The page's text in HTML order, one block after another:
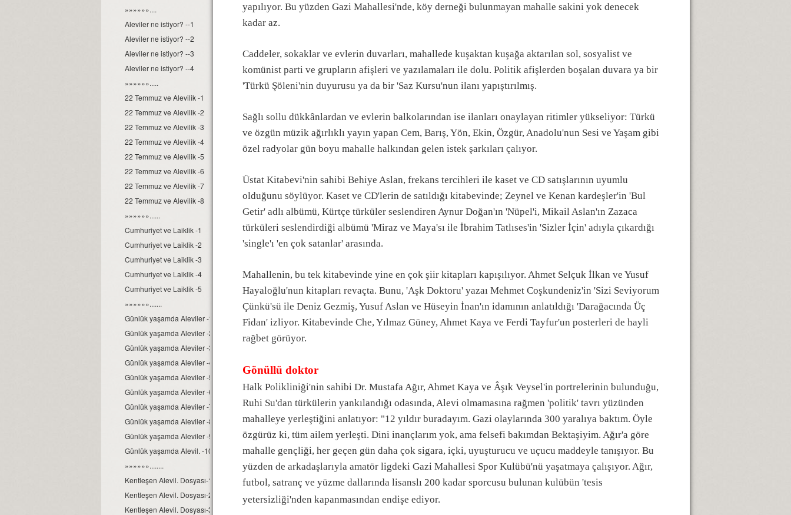
»»»»»»....
Aleviler ne istiyor? --1
Aleviler ne istiyor? --2
Aleviler ne istiyor? --3
Aleviler ne istiyor? --4
»»»»»».....
22 Temmuz ve Alevilik -1
22 Temmuz ve Alevilik -2
22 Temmuz ve Alevilik -3
22 Temmuz ve Alevilik -4
22 Temmuz ve Alevilik -5
22 Temmuz ve Alevilik -6
22 Temmuz ve Alevilik -7
22 Temmuz ve Alevilik -8
»»»»»»......
Cumhuriyet ve Laiklik -1
Cumhuriyet ve Laiklik -2
Cumhuriyet ve Laiklik -3
Cumhuriyet ve Laiklik -4
Cumhuriyet ve Laiklik -5
»»»»»».......
Günlük yaşamda Aleviler -1
Günlük yaşamda Aleviler -2
Günlük yaşamda Aleviler -3
Günlük yaşamda Aleviler -4
Günlük yaşamda Aleviler -5
Günlük yaşamda Aleviler -6
Günlük yaşamda Aleviler -7
Günlük yaşamda Aleviler -8
Günlük yaşamda Aleviler -9
Günlük yaşamda Alevil. -10
»»»»»»........
Kentleşen Alevil. Dosyası-1
Kentleşen Alevil. Dosyası-2
Kentleşen Alevil. Dosyası-3
yapılıyor. Bu yüzden Gazi Mahallesi'nde, köy derneği bulunmayan mahalle sakini yok denecek
kadar az.
Caddeler, sokaklar ve evlerin duvarları, mahallede kuşaktan kuşağa aktarılan sol, sosyalist ve
komünist parti ve grupların afişleri ve yazılamaları ile dolu. Politik afişlerden boşalan duvara ya bir
'Türkü Şöleni'nin duyurusu ya da bir 'Saz Kursu'nun ilanı yapıştırılmış.
Sağlı sollu dükkânlardan ve evlerin balkolarından ise ilanları onaylayan ritimler yükseliyor: Türkü
ve özgün müzik ağırlıklı yayın yapan Cem, Barış, Yön, Ekin, Özgür, Anadolu'nun Sesi ve Yaşam gibi
özel radyolar gün boyu mahalle halkından gelen istek şarkıları çalıyor.
Üstat Kitabevi'nin sahibi Behiye Aslan, frekans tercihleri ile kaset ve CD satışlarının uyumlu
olduğunu söylüyor. Kaset ve CD'lerin de satıldığı kitabevinde; Zeynel ve Kenan kardeşler'in 'Bul
Getir' adlı albümü, Kürtçe türküler seslendiren Aynur Doğan'ın 'Nüpel'i, Mikail Aslan'ın Zazaca
türküleri seslendirdiği albümü 'Miraz ve Maya'sı ile İbrahim Tatlıses'in 'Sizler İçin' adıyla çıkardığı
'single'ı 'en çok satanlar' arasında.
Mahallenin, bu tek kitabevinde yine en çok şiir kitapları kapışılıyor. Ahmet Selçuk İlkan ve Yusuf
Hayaloğlu'nun kitapları revaçta. Bunu, 'Aşk Doktoru' yazaı Mehmet Coşkundeniz'in 'Sizi Seviyorum
Çünkü'sü ile Deniz Gezmiş, Yusuf Aslan ve Hüseyin İnan'ın idamının anlatıldığı 'Darağacında Üç
Fidan' izliyor. Kitabevinde Che, Yılmaz Güney, Ahmet Kaya ve Ferdi Tayfur'un posterleri de hayli
rağbet görüyor.
Gönüllü doktor
Halk Polikliniği'nin sahibi Dr. Mustafa Ağır, Ahmet Kaya ve Âşık Veysel'in portrelerinin bulunduğu,
Ruhi Su'dan türkülerin yankılandığı odasında, Alevi olmamasına rağmen 'politik' tavrı yüzünden
mahalleye yerleştiğini anlatıyor: "12 yıldır buradayım. Gazi olaylarında 300 yaralıya baktım. Öyle
özgürüz ki, tüm ailem yerleşti. Dini inançlarım yok, ama felsefi bakımdan Bektaşiyim. Ağır'a göre
mahalle gençliği, her geçen gün daha çok sigara, içki, uyuşturucu ve uçucu maddeyle tanışıyor. Bu
yüzden de arkadaşlarıyla amatör ligdeki Gazi Mahallesi Spor Kulübü'nü yaşatmaya çalışıyor. Ağır,
futbol, satranç ve yüzme dallarında lisanslı 200 kadar sporcusu bulunan kulübün 'tesis
yetersizliği'nden kapanmasından endişe ediyor.